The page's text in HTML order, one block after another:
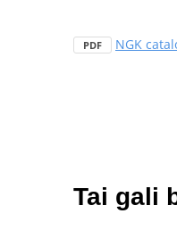
PDF NGK
Tai gali